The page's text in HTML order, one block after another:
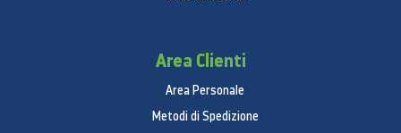
Area Clienti
Area Personale
Metodi di Spedizione